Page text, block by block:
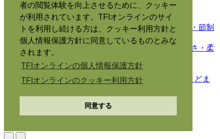
者の閲覧体験を向上させるために、クッキー
が利用されています。TFIオンラインのサイ
トを利用し続ける方は、クッキー利用方針と
個人情報保護方針に同意しているものとみな
されます。
TFIオンラインの個人情報保護方針
TFIオンラインのクッキー利用方針
同意する
6月 9 すべての美徳の実践
6月 2 他の人を励ます
5月 26 キリストに従う者にとっての美徳： 自制・節制
5月 19 第1コリント：第14章（26–40節）
5月 12
キリストに従う者にとっての美徳： 優しさ・柔
和
5月 5 第1コリント：第14章（1–25節）
2月 24 弟子の生き方（パート3）： キリストにとどま
第1コリント：第12章（12–30節）